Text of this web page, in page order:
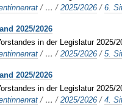
/ …/2025/2026 /6.
2025/2026
in der Legislatur 2025/
/ …/2025/2026 /5.
2025/2026
in der Legislatur 2025/
/ …/2025/2026 /4.